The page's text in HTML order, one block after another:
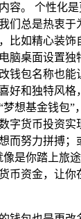
容。 个性化
们总是热衷
比如精心装
脑桌面设置
钱包名称也
好和独特风格
梦想基金钱包
字货币投资
而努力拼搏；
像是你踏上旅
币资金，让你